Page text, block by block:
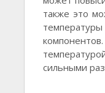
также это
сильными